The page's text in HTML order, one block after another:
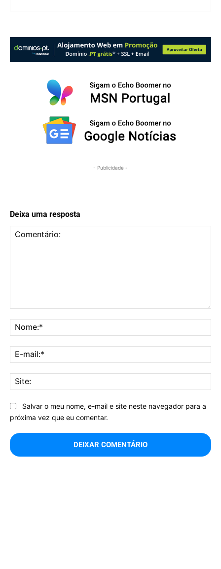
- Publicidade -
Deixa uma resposta
Salvar o meu nome, e-mail e site neste navegador para a
próxima vez que eu comentar.